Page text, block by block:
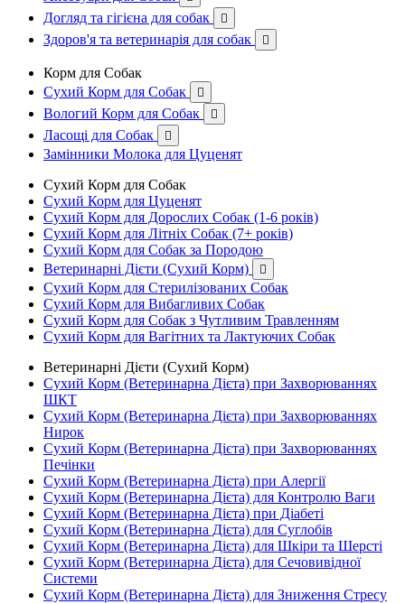
Догляд та гігієна для собак 
Здоров'я та ветеринарія для собак 
Корм для Собак
Сухий Корм для Собак

Вологий Корм для Собак 
Ласощі для Собак 
Замінники Молока для Цуценят
Сухий Корм для Собак
Сухий Корм для Цуценят
Сухий Корм для Дорослих Собак (1-6 років)
Сухий Корм для Літніх Собак (7+ років)
Сухий Корм для Собак за Породою
Ветеринарні Дієти (Сухий Корм)

Сухий Корм для Стерилізованих Собак
Сухий Корм для Вибагливих Собак
Сухий Корм для Собак з Чутливим Травленням
Сухий Корм для Вагітних та Лактуючих Собак
Ветеринарні Дієти (Сухий Корм)
Сухий Корм (Ветеринарна Дієта) при Захворюваннях
ШКТ
Сухий Корм (Ветеринарна Дієта) при Захворюваннях
Нирок
Сухий Корм (Ветеринарна Дієта) при Захворюваннях
Печінки
Сухий Корм (Ветеринарна Дієта) при Алергії
Сухий Корм (Ветеринарна Дієта) для Контролю Ваги
Сухий Корм (Ветеринарна Дієта) при Діабеті
Сухий Корм (Ветеринарна Дієта) для Суглобів
Сухий Корм (Ветеринарна Дієта) для Шкіри та Шерсті
Сухий Корм (Ветеринарна Дієта) для Сечовивідної
Системи
Сухий Корм (Ветеринарна Дієта) для Зниження Стресу